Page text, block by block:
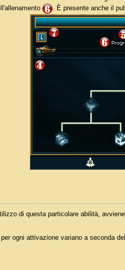
. È presente anche il
di questa particolare abilità,
ogni attivazione variano a seconda